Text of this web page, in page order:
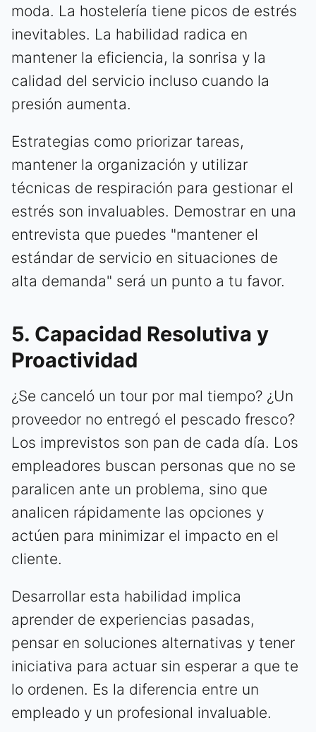
moda. La hostelería tiene picos de estrés
inevitables. La habilidad radica en
mantener la eficiencia, la sonrisa y la
calidad del servicio incluso cuando la
presión aumenta.
Estrategias como priorizar tareas,
mantener la organización y utilizar
técnicas de respiración para gestionar el
estrés son invaluables. Demostrar en una
entrevista que puedes "mantener el
estándar de servicio en situaciones de
alta demanda" será un punto a tu favor.
5. Capacidad Resolutiva y
Proactividad
¿Se canceló un tour por mal tiempo? ¿Un
proveedor no entregó el pescado fresco?
Los imprevistos son pan de cada día. Los
empleadores buscan personas que no se
paralicen ante un problema, sino que
analicen rápidamente las opciones y
actúen para minimizar el impacto en el
cliente.
Desarrollar esta habilidad implica
aprender de experiencias pasadas,
pensar en soluciones alternativas y tener
iniciativa para actuar sin esperar a que te
lo ordenen. Es la diferencia entre un
empleado y un profesional invaluable.